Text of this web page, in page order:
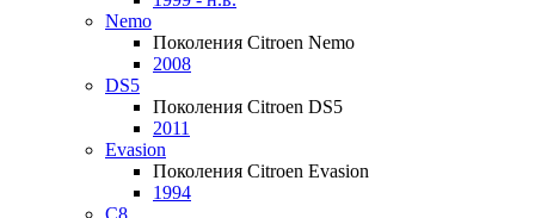
Nemo
Поколения Citroen Nemo
2008
DS5
Поколения Citroen DS5
2011
Evasion
Поколения Citroen Evasion
1994
C8